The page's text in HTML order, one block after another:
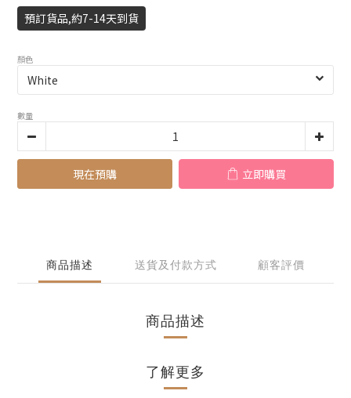
預訂貨品,約7-14天到貨
顏色
數量
現在預購 立即購買
商品描述 送貨及付款方式 顧客評價
商品描述
了解更多